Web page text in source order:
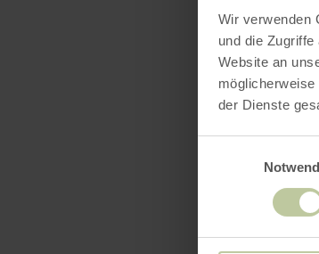
Wir verwenden
und die
Website an
der Dienste